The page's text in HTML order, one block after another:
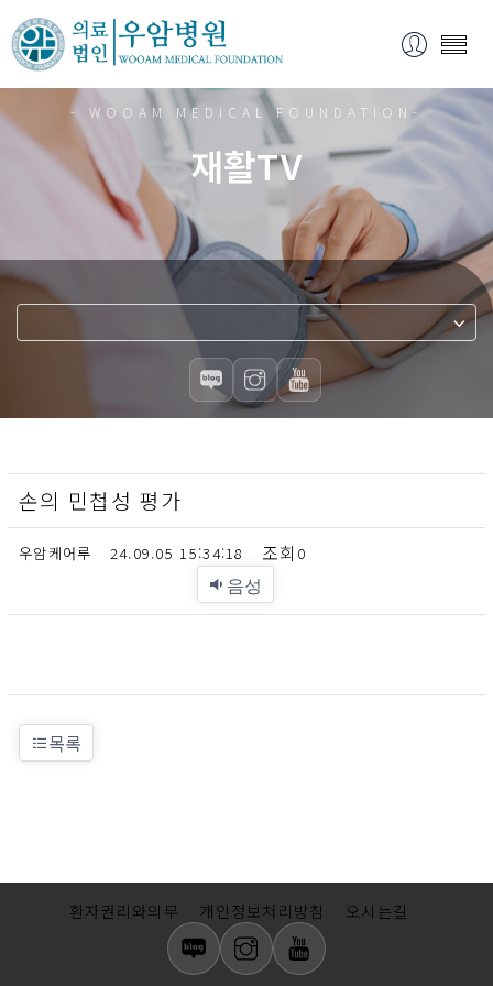
- WOOAM MEDICAL FOUNDATION-
재활TV
손의 민첩성 평가
우암케어루 24.09.05 15:34:18 0
음성
목록
환자권리와의무 개인정보처리방침 오시는길